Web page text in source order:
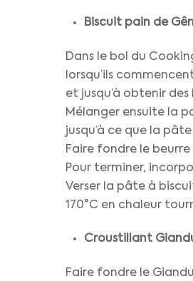
Biscuit pain de
Dans le bol du
lorsqu’ils
et jusqu’à obtenir des
Mélanger ensuite la
jusqu’à ce que la
Faire fondre le
Pour terminer,
Verser la pâte à
170°C en chaleur
Croustillant
Faire fondre le